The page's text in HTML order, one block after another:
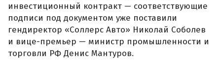
инвестиционный контракт — соответствующие
подписи под документом уже поставили
гендиректор «Соллерс Авто» Николай Соболев
и вице-премьер — министр промышленности и
торговли РФ Денис Мантуров.